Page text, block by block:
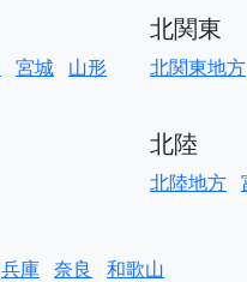
宮城 山形
北関東
北関東地方
北陸
北陸地方
兵庫 奈良 和歌山